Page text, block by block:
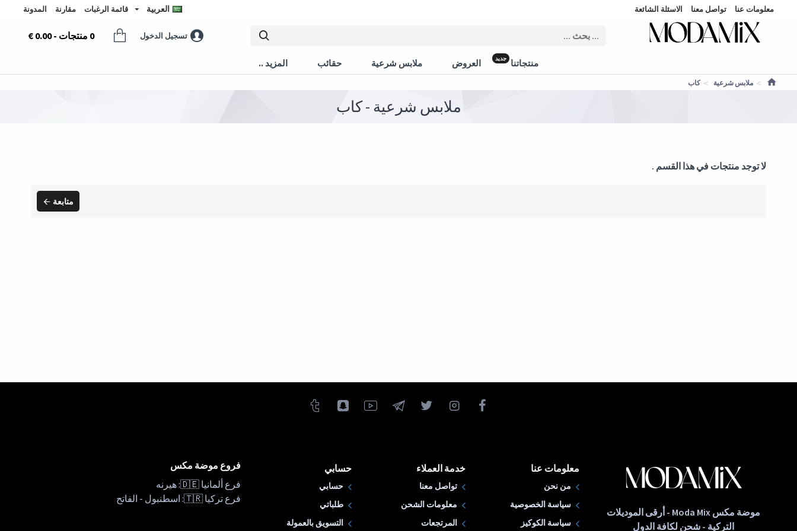
معلومات عنا تواصل معنا الاسئلة الشائعة العربية قائمة الرغبات مقارنة المدونة
تسجيل الدخول 0 منتجات - 0.00 €
منتجاتنا جديد العروض ملابس شرعية حقائب المزيد ..
ملابس شرعية كاب
ملابس شرعية - كاب
لا توجد منتجات في هذا القسم .
متابعة
موضة مكس Moda Mix - أرقى الموديلات
التركية - شحن لكافة الدول
معلومات عنا
من نحن
سياسة الخصوصية
سياسة الكوكيز
خدمة العملاء
تواصل معنا
معلومات الشحن
المرتجعات
حسابي
حسابي
طلباتي
التسويق بالعمولة
فروع موضة مكس
فرع ألمانيا 🇩🇪: هيرنه
فرع تركيا 🇹🇷: اسطنبول - الفاتح